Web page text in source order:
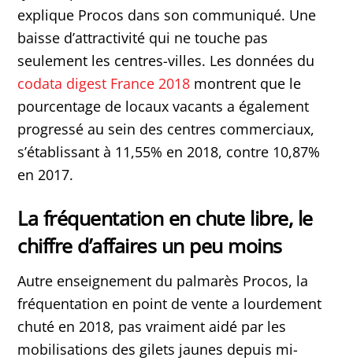
explique Procos dans son communiqué. Une
baisse d’attractivité qui ne touche pas
seulement les centres-villes. Les données du
codata digest France 2018 montrent que le
pourcentage de locaux vacants a également
progressé au sein des centres commerciaux,
s’établissant à 11,55% en 2018, contre 10,87%
en 2017.
La fréquentation en chute libre, le
chiffre d’affaires un peu moins
Autre enseignement du palmarès Procos, la
fréquentation en point de vente a lourdement
chuté en 2018, pas vraiment aidé par les
mobilisations des gilets jaunes depuis mi-